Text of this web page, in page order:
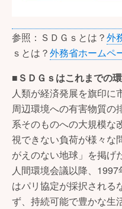
参照：ＳＤＧｓとは？外
ｓとは？外務省ホームペ
■ＳＤＧｓはこれまでの
人類が経済発展を旗印に
周辺環境への有害物質の
系そのものへの大規模な
視できない負荷が様々な
がえのない地球」を掲げ
人間環境会議以降、
はパリ協定が採択される
ず、持続可能で豊かな生